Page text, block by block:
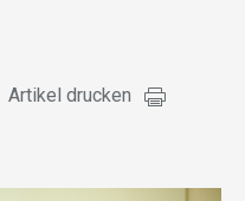
Artikel drucken